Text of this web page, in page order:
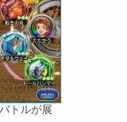
トルが展